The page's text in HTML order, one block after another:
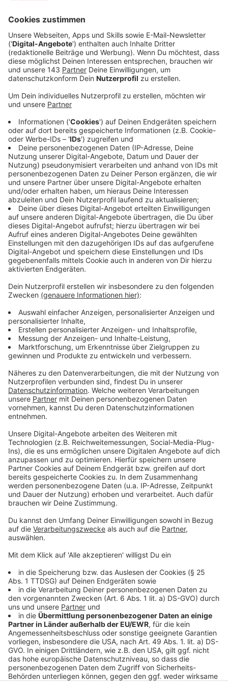
In seiner Matt-Simon-Manier macht der Song
Beobachtungen über das alltägliche Leben und wirft
dringliche Fragen auf, während sich der in L.A. lebende
Künstler mit Selbstmedikation, existenziellen, sozialen
Ängsten, Euphorie aber auch Verzweiflung
auseinandersetzt: Was genau liegt in unserer
menschlicher Natur, dass wir die Kontrolle über uns
verlieren, persönliche Grenzen überschreiten und zu
weit gehen wollen? Dabei drehen sich die Lyrics nicht
nur um das Feiern und nächtliches Abschweifen,
sondern auch um größere Themen wie Kapitalismus,
Konsum und das allgegenwärtige Bedürfnis, immer
mehr haben zu wollen und besitzen zu können.
"Too Much" lebt von seinen Bläsern und Beats, die in
dem Refrain ihren Höhepunkt finden. Gemeinsam mit
seinem langjährigen Freund und Kollaborateur Chris
Ayer, dem niederländischen Songwriter Léon Paul
Palmen und dem schwedischen Produzenten Hampus
Lindvall arbeitete Simons an der neuen Single, um
einen zugänglichen Sound zu erreichen, der sich
dennoch für jeden seiner Fans auf dem Globus
möglichst persönlich anfühlt.
Anzeige
Wir benötigen Ihre
Zustimmung, um den YouTube
Video-Service zu laden!
Wir verwenden einen Service eines
einzubetten. Dieser Service kann
Daten zu Ihren Aktivitäten
sammeln. Bitte lesen Sie die
Details durch und stimmen Sie der
Nutzung des Service zu, um dieses
Video anzusehen.
Mehr Informationen
powered byUsercentrics Consent
Management Platform
Nach dem Erfolg seiner letzten Singles "Identity
Crisis" und "Better Tomorrow" meldet sich Matt
Simons mit seiner neuen Single "Too Much" zurück! Die
ist neu bei uns im besten Mix.
Anzeige
Anzeige